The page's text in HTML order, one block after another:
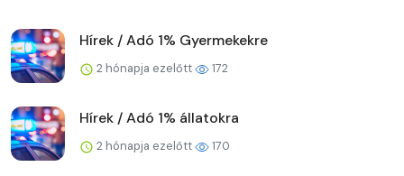
Hírek / Adó 1% Gyermekekre
2 hónapja ezelőtt 172
Hírek / Adó 1% állatokra
2 hónapja ezelőtt 170